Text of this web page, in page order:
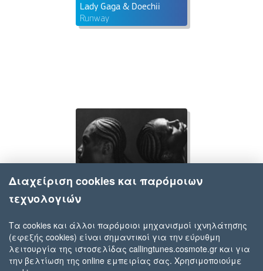
Lady Gaga & Doechii
Runway
Doechii
Anxiety
Διαχείριση cookies και παρόμοιων
τεχνολογιών
Τα cookies και άλλοι παρόμοιοι μηχανισμοί ιχνηλάτησης
(εφεξής cookies) είναι σημαντικοί για την εύρυθμη
λειτουργία της ιστοσελίδας callingtunes.cosmote.gr και για
την βελτίωση της online εμπειρίας σας. Χρησιμοποιούμε